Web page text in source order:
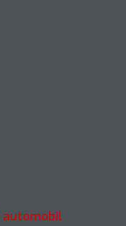
automobil